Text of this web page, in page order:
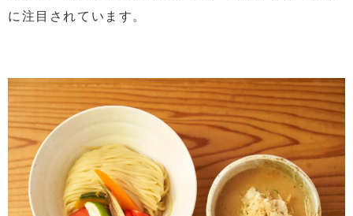
に注目されています。